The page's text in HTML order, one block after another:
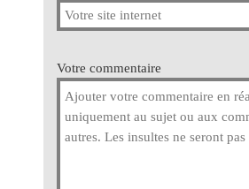
Votre commentaire